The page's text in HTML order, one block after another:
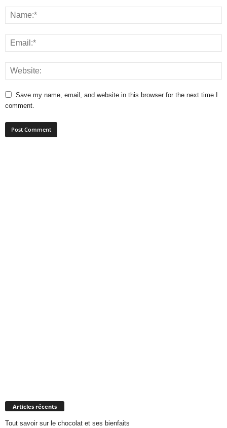
Save my name, email, and website in this browser for the next time I
comment.
Articles récents
Tout savoir sur le chocolat et ses bienfaits